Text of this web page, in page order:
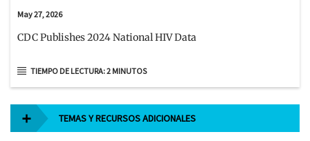
May 27, 2026
CDC Publishes 2024 National HIV Data
TIEMPO DE LECTURA: 2 MINUTOS
TEMAS Y RECURSOS ADICIONALES